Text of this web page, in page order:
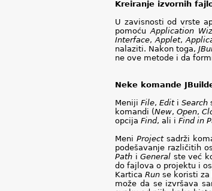
Kreiranje izvornih
U zavisnosti od vrste
pomoćuApplication
Interface,Applet,
nalaziti. Nakon toga,
ne ove metode i da
Neke komande
Meniji File, Editi Search
komandi (New, Open,
opcija Find, ali i Find in
Meni Projectsadrži
podešavanje različitih
Path iGeneral ste već
do fajlova o projektu i
KarticaRun se koristi za
može da se izvršava